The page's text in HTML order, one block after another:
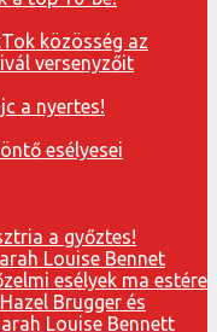
közösség az
versenyzőit
a nyertes!
esélyesei
a győztes!
esélyek ma estére